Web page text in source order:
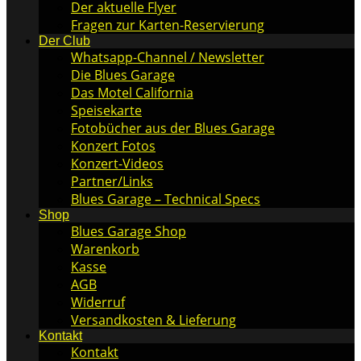
Der aktuelle Flyer
Fragen zur Karten-Reservierung
Der Club
Whatsapp-Channel / Newsletter
Die Blues Garage
Das Motel California
Speisekarte
Fotobücher aus der Blues Garage
Konzert Fotos
Konzert-Videos
Partner/Links
Blues Garage – Technical Specs
Shop
Blues Garage Shop
Warenkorb
Kasse
AGB
Widerruf
Versandkosten & Lieferung
Kontakt
Kontakt